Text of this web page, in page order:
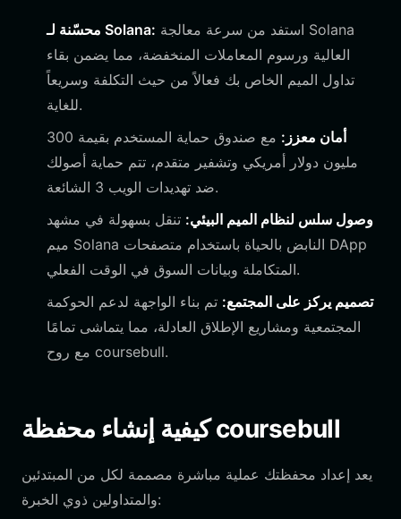
محسّنة لـ Solana:
العالية ورسوم المعاملات المنخفضة، مما يضمن بقاء
تداول الميم الخاص بك فعالاً من حيث التكلفة وسريعاً
للغاية.
أمان معزز:
مع صندوق حماية المستخدم بقيمة 300
مليون دولار أمريكي وتشفير متقدم، تتم حماية أصولك
ضد تهديدات الويب 3 الشائعة.
وصول سلس لنظام الميم البيئي: تنقل بسهولة في مشهد
ميم Solana النابض بالحياة باستخدام متصفحات DApp
المتكاملة وبيانات السوق في الوقت الفعلي.
تصميم يركز على المجتمع: تم بناء الواجهة لدعم الحوكمة
المجتمعية ومشاريع الإطلاق العادلة، مما يتماشى تمامًا
مع روح coursebull.
كيفية إنشاء محفظة coursebull
يعد إعداد محفظتك عملية مباشرة مصممة لكل من المبتدئين
والمتداولين ذوي الخبرة: